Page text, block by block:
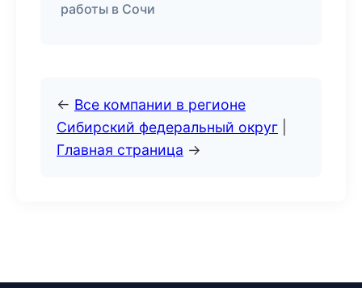
работы в Сочи
← Все компании в регионе
Сибирский федеральный округ
Главная страница →